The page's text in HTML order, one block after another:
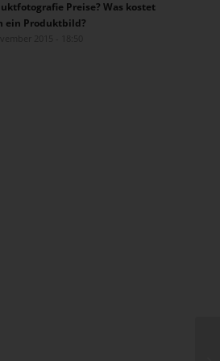
Preise? Was kostet
ein Produktbild?
geschlossen. Seine Funktionalität ist